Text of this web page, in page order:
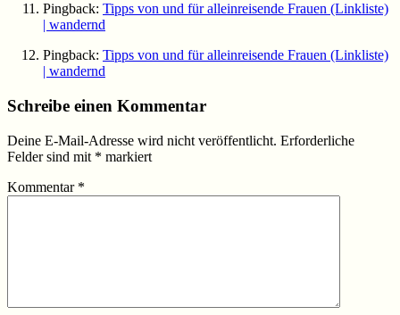
Pingback: Tipps von und für alleinreisende Frauen (Linkliste)
| wandernd
Pingback: Tipps von und für alleinreisende Frauen (Linkliste)
| wandernd
Schreibe einen Kommentar
Deine E-Mail-Adresse wird nicht veröffentlicht. Erforderliche
Felder sind mit * markiert
Kommentar *